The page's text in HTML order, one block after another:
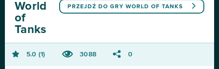
PRZEJDŹ DO GRY WORLD OF TANKS
World
of
Tanks
5.0 1 3088 0